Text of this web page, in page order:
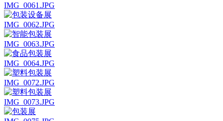
IMG_0061.JPG
IMG_0062.JPG
IMG_0063.JPG
IMG_0064.JPG
IMG_0072.JPG
IMG_0073.JPG